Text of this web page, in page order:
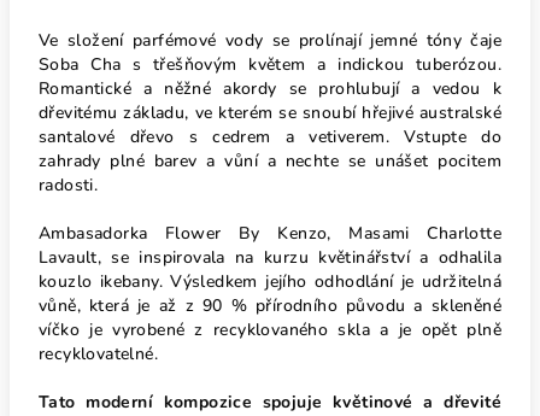
Ve složení parfémové vody se prolínají jemné tóny čaje
Soba Cha s třešňovým květem a indickou tuberózou.
Romantické a něžné akordy se prohlubují a vedou k
dřevitému základu, ve kterém se snoubí hřejivé australské
santalové dřevo s cedrem a vetiverem. Vstupte do
zahrady plné barev a vůní a nechte se unášet pocitem
radosti.
Ambasadorka Flower By Kenzo, Masami Charlotte
Lavault, se inspirovala na kurzu květinářství a odhalila
kouzlo ikebany. Výsledkem jejího odhodlání je udržitelná
vůně, která je až z 90 % přírodního původu a skleněné
víčko je vyrobené z recyklovaného skla a je opět plně
recyklovatelné.
Tato moderní kompozice spojuje květinové a dřevité